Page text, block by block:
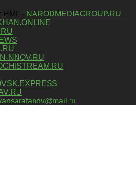
НМГ - NARODMEDIAGROUP.RU
IN-NNOV.RU